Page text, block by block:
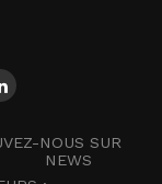
NOUS SUR
NEWS